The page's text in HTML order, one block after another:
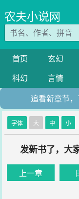
农夫小说网
首页 玄幻
科幻
言情
追看新章节
字体 大 中 小
发新书了，大
上一章